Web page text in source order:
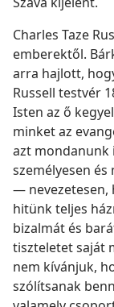
Charles Taze
emberektől.
arra hajlott,
Russell testvér
Isten az ő
minket az
azt
személyesen
— nevezetesen,
hitünk teljes
bizalmát és
tiszteletet saját
nem kívánjuk,
szólítsanak